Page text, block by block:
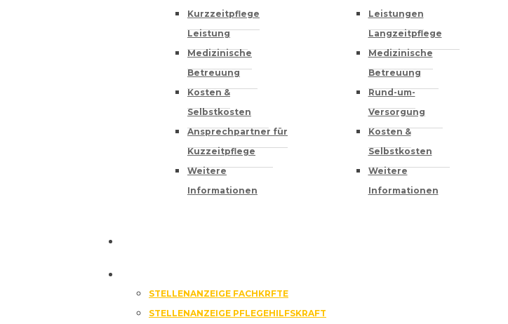
Kurzzeitpflege
Leistung
Medizinische
Betreuung
Kosten &
Selbstkosten
Ansprechpartner für
Kuzzeitpflege
Weitere
Informationen
Leistungen
Langzeitpflege
Medizinische
Betreuung
Rund-um-
Versorgung
Kosten &
Selbstkosten
Weitere
Informationen
STELLENANZEIGE FACHKRFTE
STELLENANZEIGE PFLEGEHILFSKRAFT